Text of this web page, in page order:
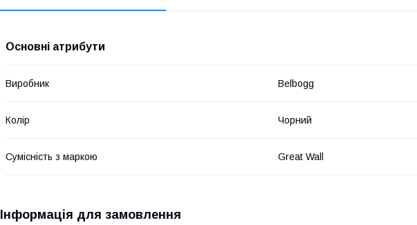
Основні атрибути
Виробник Belbogg
Колір Чорний
Сумісність з маркою Great Wall
Інформація для замовлення